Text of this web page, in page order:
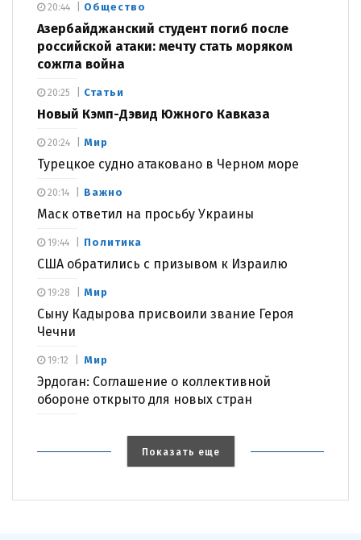
Общество
Азербайджанский студент погиб после
российской атаки: мечту стать моряком
сожгла война
20:44
Статьи
Новый Кэмп-Дэвид Южного Кавказа
20:25
Мир
Турецкое судно атаковано в Черном море
20:24
Важно
Маск ответил на просьбу Украины
20:14
Политика
США обратились с призывом к Израилю
19:44
Мир
Сыну Кадырова присвоили звание Героя
Чечни
19:28
Мир
Эрдоган: Соглашение о коллективной
обороне открыто для новых стран
19:12
Показать еще